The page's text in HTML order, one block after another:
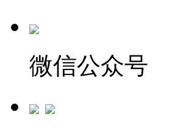
微信公众号